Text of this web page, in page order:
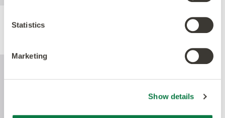
Statistics
Marketing
Show details